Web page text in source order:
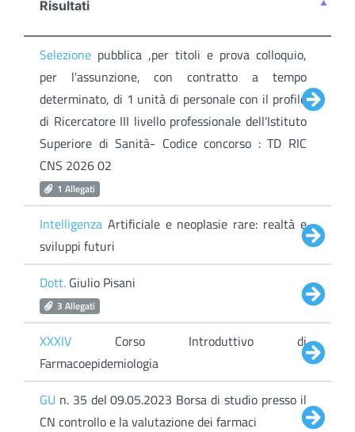
Risultati
Selezione pubblica ,per titoli e prova colloquio,
per l'assunzione, con contratto a tempo
determinato, di 1 unità di personale con il profilo
di Ricercatore III livello professionale dell'Istituto
Superiore di Sanità- Codice concorso : TD RIC
CNS 2026 02
1 Allegati
Intelligenza Artificiale e neoplasie rare: realtà e
sviluppi futuri
Dott. Giulio Pisani
3 Allegati
XXXIV Corso Introduttivo di
Farmacoepidemiologia
GU n. 35 del 09.05.2023 Borsa di studio presso il
CN controllo e la valutazione dei farmaci